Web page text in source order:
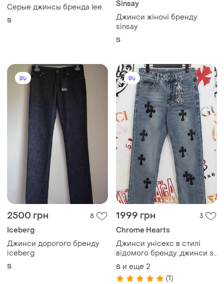
Серые джинсы бренда lee.
S
Sinsay
Джинси жіночі бренду
sinsay
S
2500 грн 8
Iceberg
Джинси дорогого бренду
iceberg
S
1999 грн 3
Chrome Hearts
Джинси унісекс в стилі
відомого бренду ,джинси з
хрестами
S и еще 2
(1)